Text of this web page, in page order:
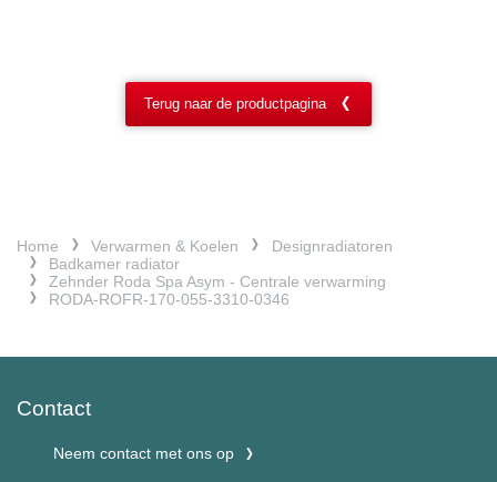
Terug naar de productpagina
Home Verwarmen & Koelen
Designradiatoren
Badkamer radiator
Zehnder Roda Spa Asym - Centrale verwarming
RODA-ROFR-170-055-3310-0346
Contact
Neem contact met ons op